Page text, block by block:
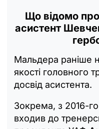
Що відомо
асистент
Мальдера раніше
якості головного
досвід асистента.
Зокрема, з 2016-го
входив до